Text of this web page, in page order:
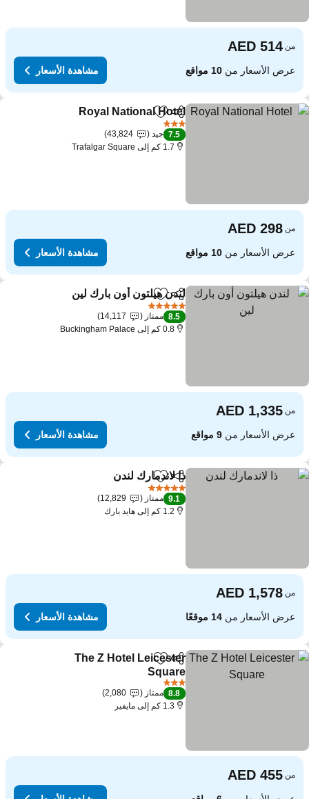
من
عرض الأسعار من10 مواقع مشاهدة الأسعار
مشاركةAdd to favorites
Royal National Hotel
7.5 جيد
43,824
1.7 كم إلى Trafalgar Square
من
عرض الأسعار من10 مواقع مشاهدة الأسعار
مشاركةAdd to favorites
لندن هيلتون أون بارك لين
8.5 ممتاز
14,117
0.8 كم إلى Buckingham Palace
من
عرض الأسعار من9 مواقع مشاهدة الأسعار
مشاركةAdd to favorites
ذا لاندمارك لندن
9.1 ممتاز
12,829
1.2 كم إلى هايد بارك
من
عرض الأسعار من14 موقعًا مشاهدة الأسعار
مشاركةAdd to favorites
The Z Hotel Leicester
Square
8.8 ممتاز
2,080
1.3 كم إلى مايفير
من